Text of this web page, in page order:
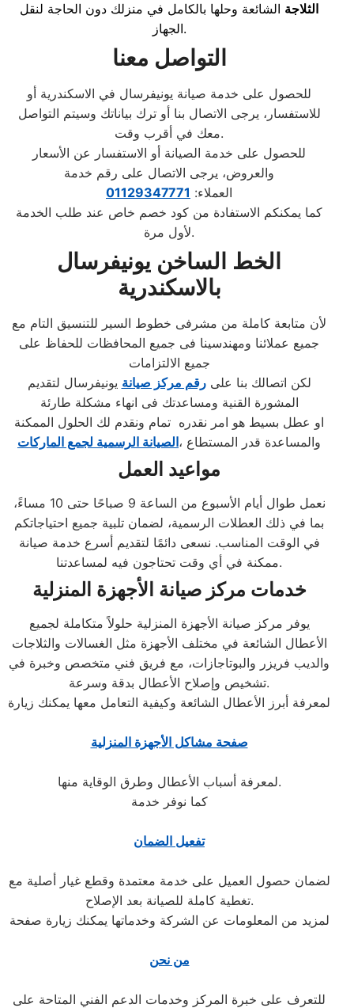
الثلاجة الشائعة وحلها بالكامل في منزلك دون الحاجة لنقل
الجهاز.
التواصل معنا
للحصول على خدمة صيانة يونيفرسال في الاسكندرية أو
للاستفسار، يرجى الاتصال بنا أو ترك بياناتك وسيتم التواصل
معك في أقرب وقت.
للحصول على خدمة الصيانة أو الاستفسار عن الأسعار
والعروض، يرجى الاتصال على رقم خدمة
العملاء: 01129347771
كما يمكنكم الاستفادة من كود خصم خاص عند طلب الخدمة
لأول مرة.
الخط الساخن يونيفرسال
بالاسكندرية
لأن متابعة كاملة من مشرفى خطوط السير للتنسيق التام مع
جميع عملائنا ومهندسينا فى جميع المحافظات للحفاظ على
جميع الالتزامات
لكن اتصالك بنا علىرقم مركز صيانة يونيفرسال لتقديم
المشورة القنية ومساعدتك فى انهاء مشكلة طارئة
او عطل بسيط هو امر نقدره تمام ونقدم لك الحلول الممكنة
والمساعدة قدر المستطاع ،الصيانة الرسمية لجمع الماركات
مواعيد العمل
نعمل طوال أيام الأسبوع من الساعة 9 صباحًا حتى 10 مساءً،
بما في ذلك العطلات الرسمية، لضمان تلبية جميع احتياجاتكم
في الوقت المناسب. نسعى دائمًا لتقديم أسرع خدمة صيانة
ممكنة في أي وقت تحتاجون فيه لمساعدتنا.
خدمات مركز صيانة الأجهزة المنزلية
يوفر مركز صيانة الأجهزة المنزلية حلولاً متكاملة لجميع
الأعطال الشائعة في مختلف الأجهزة مثل الغسالات والثلاجات
والديب فريزر والبوتاجازات، مع فريق فني متخصص وخبرة في
تشخيص وإصلاح الأعطال بدقة وسرعة.
لمعرفة أبرز الأعطال الشائعة وكيفية التعامل معها يمكنك زيارة
صفحة مشاكل الأجهزة المنزلية
لمعرفة أسباب الأعطال وطرق الوقاية منها.
كما نوفر خدمة
تفعيل الضمان
لضمان حصول العميل على خدمة معتمدة وقطع غيار أصلية مع
تغطية كاملة للصيانة بعد الإصلاح.
لمزيد من المعلومات عن الشركة وخدماتها يمكنك زيارة صفحة
من نحن
للتعرف على خبرة المركز وخدمات الدعم الفني المتاحة على